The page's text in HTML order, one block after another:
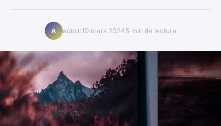
A admin19 mars 20245 min de lecture